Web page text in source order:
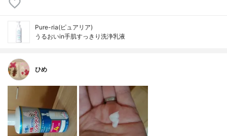
Pure-ria(ピュアリア)
うるおいin手肌すっきり洗浄乳液
ひめ